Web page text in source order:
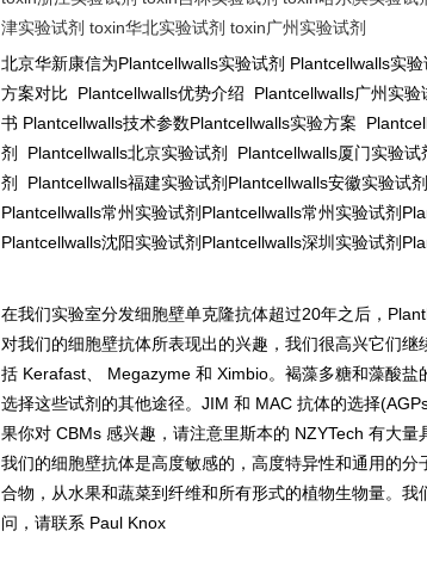
津实验试剂 toxin华北实验试剂 toxin广州实验试剂
北京华新康信为Plantcellwalls实验试剂 Plantcellwalls实验
方案对比 Plantcellwalls优势介绍 Plantcellwalls广州实验
书 Plantcellwalls技术参数Plantcellwalls实验方案
剂
Plantcellwalls北京实验试剂 Plantcellwalls厦门实验试
剂
Plantcellwalls福建实验试剂 Plantcellwalls安徽实验试剂
Plantcellwalls常州实验试剂 Plantcellwalls常州实验试剂
Plantcellwalls沈阳实验试剂 Plantcellwalls深圳实验试剂
在我们实验室分发细胞壁单克隆抗体超过20年之后，
对我们的细胞壁抗体所表现出的兴趣，我们很高兴它们
括 Kerafast Megazyme 和 Ximbio。褐藻多糖和藻酸盐
选择这些试剂的其他途径。 JIM 和 MAC 抗体的选择
果你对 CBMs 感兴趣，请注意里斯本的 NZYTech 有大量
我们的细胞壁抗体是高度敏感的，高度特异性和通用的
合物，从水果和蔬菜到纤维和所有形式的植物生物量。
问，请联系 Paul Knox